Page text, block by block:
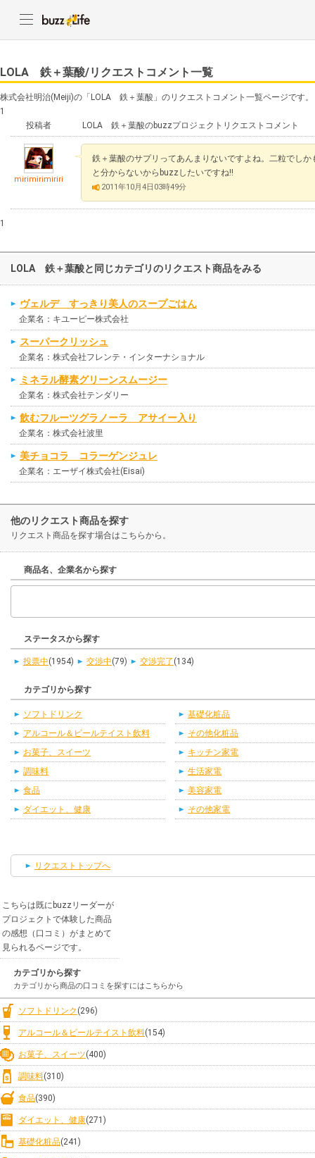
LOLA 鉄＋葉酸/リクエストコメント一覧
株式会社明治(Meiji)の「LOLA 鉄＋葉酸」のリクエストコメント一覧ページです。
1
投稿者
LOLA 鉄＋葉酸のbuzzプロジェクトリクエストコメント
mirimirimiriri
鉄＋葉酸のサプリってあんまりないですよね。二粒でし
と分からないからbuzzしたいですね!!
2011年10月4日03時49分
1
LOLA 鉄＋葉酸と同じカテゴリのリクエスト商品をみる
ヴェルデ すっきり美人のスープごはん
企業名：キユーピー株式会社
スーパークリッシュ
企業名：株式会社フレンテ・インターナショナル
ミネラル酵素グリーンスムージー
企業名：株式会社テンダリー
飲むフルーツグラノーラ アサイー入り
企業名：株式会社波里
美チョコラ コラーゲンジュレ
企業名：エーザイ株式会社(Eisai)
他のリクエスト商品を探す
リクエスト商品を探す場合はこちらから。
商品名、企業名から探す
ステータスから探す
投票中(1954) 交渉中(79) 交渉完了 (134)
カテゴリから探す
ソフトドリンク
アルコール＆ビールテイスト飲料
お菓子、スイーツ
調味料
食品
ダイエット、健康
基礎化粧品
その他化粧品
キッチン家電
生活家電
美容家電
その他家電
リクエストトップへ
こちらは既にbuzzリーダーが
プロジェクトで体験した商品
の感想（口コミ）がまとめて
見られるページです。
カテゴリから探す
カテゴリから商品の口コミを探すにはこちらから
ソフトドリンク (296)
アルコール＆ビールテイスト飲料(154)
お菓子、スイーツ(400)
調味料(310)
食品(390)
ダイエット、健康(271)
基礎化粧品(241)